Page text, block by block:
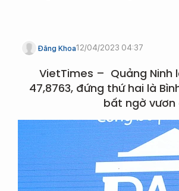
Đăng Khoa12/04/2023 04:37
VietTimes – Quảng Ninh
47,8763, đứng thứ hai là
bất ngờ vươn